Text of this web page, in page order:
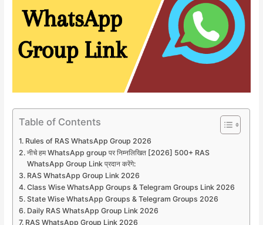
Table of Contents
Rules of RAS WhatsApp Group 2026
नीचे हम WhatsApp group पर निम्नलिखित [2026] 500+ RAS
WhatsApp Group Link प्रदान करेंगे:
RAS WhatsApp Group Link 2026
Class Wise WhatsApp Groups & Telegram Groups Link 2026
State Wise WhatsApp Groups & Telegram Groups 2026
Daily RAS WhatsApp Group Link 2026
RAS WhatsApp Group Link 2026